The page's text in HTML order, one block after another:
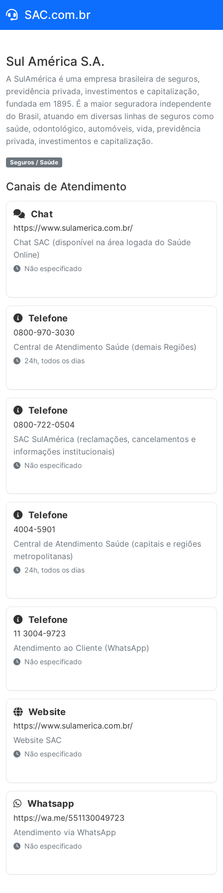
SAC.com.br
Sul América S.A.
A SulAmérica é uma empresa brasileira de seguros,
previdência privada, investimentos e capitalização,
fundada em 1895. É a maior seguradora independente
do Brasil, atuando em diversas linhas de seguros como
saúde, odontológico, automóveis, vida, previdência
privada, investimentos e capitalização.
Seguros / Saúde
Canais de Atendimento
Chat
https://www.sulamerica.com.br/
Chat SAC (disponível na área logada do Saúde
Online)
Não especificado
Telefone
0800-970-3030
Central de Atendimento Saúde (demais Regiões)
24h, todos os dias
Telefone
0800-722-0504
SAC SulAmérica (reclamações, cancelamentos e
informações institucionais)
Não especificado
Telefone
4004-5901
Central de Atendimento Saúde (capitais e regiões
metropolitanas)
24h, todos os dias
Telefone
11 3004-9723
Atendimento ao Cliente (WhatsApp)
Não especificado
Website
https://www.sulamerica.com.br/
Website SAC
Não especificado
Whatsapp
https://wa.me/551130049723
Atendimento via WhatsApp
Não especificado